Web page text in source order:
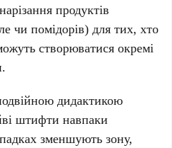
продуктів
чи помідорів) для тих, хто
створюватися окремі
дидактикою
штифти навпаки
зменшують зону,